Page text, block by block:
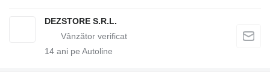
DEZSTORE S.R.L.
14 ani pe Autoline